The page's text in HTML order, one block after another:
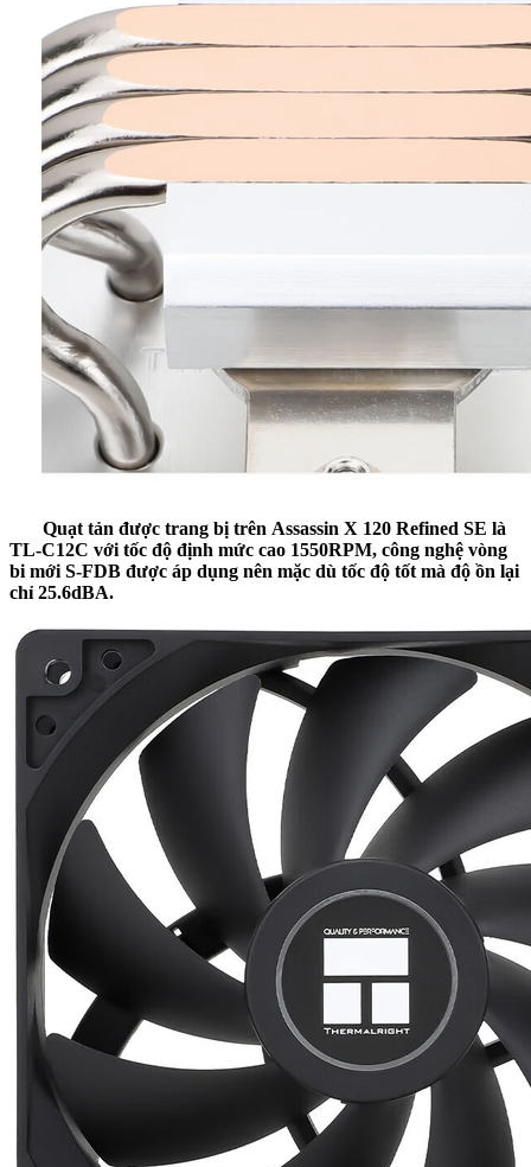
Quạt tản được trang bị trên Assassin X 120 Refined SE là
TL-C12C với tốc độ định mức cao 1550RPM, công nghệ vòng
bi mới S-FDB được áp dụng nên mặc dù tốc độ tốt mà độ ồn lại
chỉ 25.6dBA.